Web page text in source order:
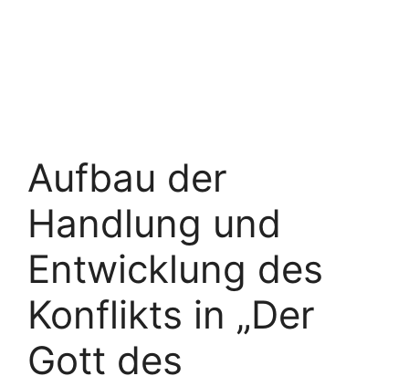
Aufbau der
Handlung und
Entwicklung des
Konflikts in „Der
Gott des